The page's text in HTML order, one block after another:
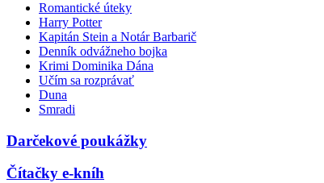
Romantické úteky
Harry Potter
Kapitán Stein a Notár Barbarič
Denník odvážneho bojka
Krimi Dominika Dána
Učím sa rozprávať
Duna
Smradi
Darčekové poukážky
Čítačky e-kníh